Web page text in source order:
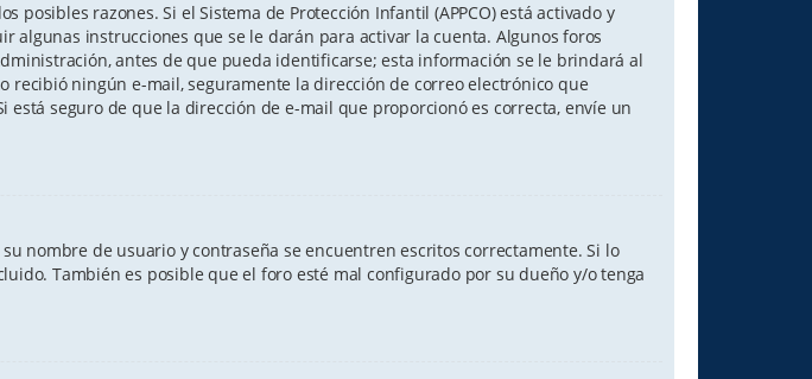
razones. Si el Sistema de Protección Infantil (APPCO) está activado y
algunas instrucciones que se le darán para activar la cuenta. Algunos foros
antes de que pueda identificarse; esta información se le brindará al
recibió ningún e-mail, seguramente la dirección de correo electrónico que
seguro de que la dirección de e-mail que proporcionó es correcta, envíe un
nombre de usuario y contraseña se encuentren escritos correctamente. Si lo
También es posible que el foro esté mal configurado por su dueño y/o tenga